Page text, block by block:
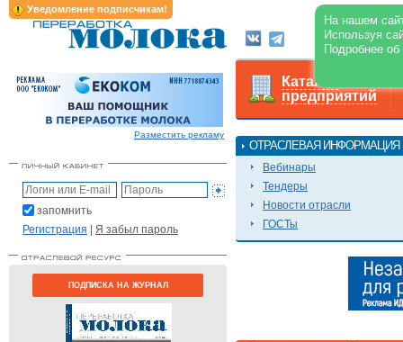
Уведомление подписчикам!
На нашем
Используя
Подробнее
О журнале
Разместить рекламу
запомнить
Регистрация | Я забыл пароль
ПОДПИСКА НА ЖУРНАЛ
Каталог
предприятий
ОТРАСЛЕВАЯ ИНФОРМАЦИЯ
Вебинары
Тендеры
Новости отрасли
ГОСТы